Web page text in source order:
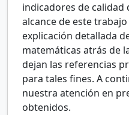
indicadores de calidad
alcance de este
explicación detallada
matemáticas atrás de
dejan las referencias
para tales fines. A
nuestra atención en
obtenidos.